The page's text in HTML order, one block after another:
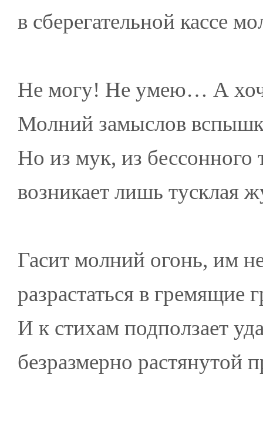
в сберегательной кассе
Не могу! Не умею… А
Молний замыслов
Но из мук, из бессонного
возникает лишь тусклая
Гасит молний огонь, им
разрастаться в гремящие
И к стихам подползает
безразмерно растянутой